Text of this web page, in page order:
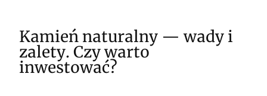
Kamień naturalny — wady i
zalety. Czy warto
inwestować?